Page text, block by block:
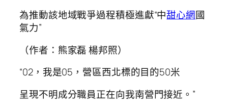
為推動該地域戰爭過程積極進獻“中甜心網國
氣力”
（作者：熊家磊 楊邦照）
“02，我是05，營區西北標的目的50米
呈現不明成分職員正在向我南營門接近。”